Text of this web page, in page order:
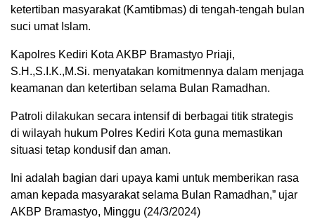
ketertiban masyarakat (Kamtibmas) di tengah-tengah bulan
suci umat Islam.
Kapolres Kediri Kota AKBP Bramastyo Priaji,
S.H.,S.I.K.,M.Si. menyatakan komitmennya dalam menjaga
keamanan dan ketertiban selama Bulan Ramadhan.
Patroli dilakukan secara intensif di berbagai titik strategis
di wilayah hukum Polres Kediri Kota guna memastikan
situasi tetap kondusif dan aman.
Ini adalah bagian dari upaya kami untuk memberikan rasa
aman kepada masyarakat selama Bulan Ramadhan,” ujar
AKBP Bramastyo, Minggu (24/3/2024)